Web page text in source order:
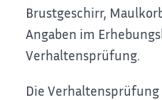
Brustgeschirr,
Angaben im
Verhaltensprüfung.
Die